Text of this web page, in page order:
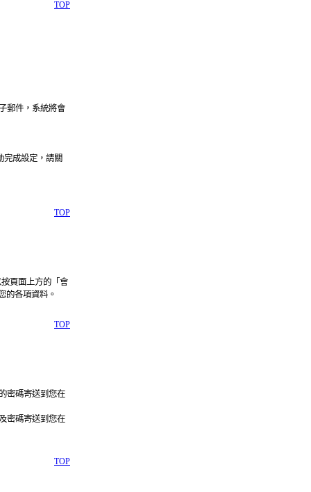
TOP
郵件，系統將會
完成設定，請關
TOP
頁面上方的「會
的各項資料。
TOP
密碼寄送到您在
密碼寄送到您在
TOP